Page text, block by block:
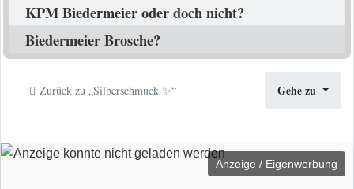
KPM Biedermeier oder doch nicht?
Biedermeier Brosche?
Zurück zu „Silberschmuck ✨“ Gehe zu
Anzeige / Eigenwerbung